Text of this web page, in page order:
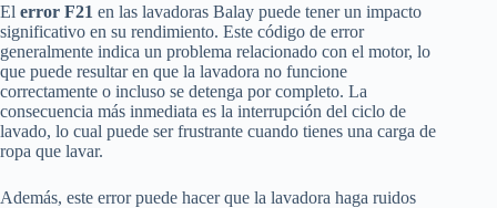
El error F21 en las lavadoras Balay puede tener un impacto
significativo en su rendimiento. Este código de error
generalmente indica un problema relacionado con el motor, lo
que puede resultar en que la lavadora no funcione
correctamente o incluso se detenga por completo. La
consecuencia más inmediata es la interrupción del ciclo de
lavado, lo cual puede ser frustrante cuando tienes una carga de
ropa que lavar.
Además, este error puede hacer que la lavadora haga ruidos